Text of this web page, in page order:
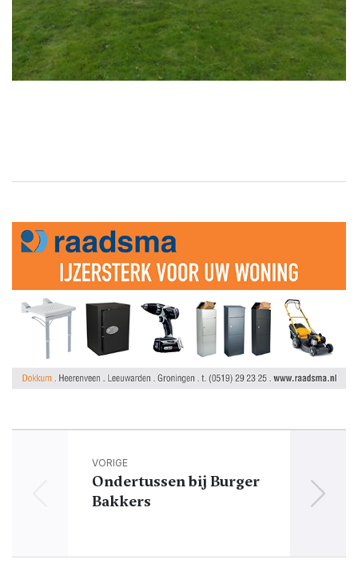
VORIGE
Ondertussen bij Burger
Bakkers